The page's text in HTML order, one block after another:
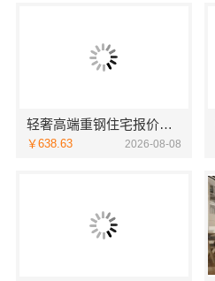
轻奢高端重钢住宅报价，云南晟构定制专属私宅
￥638.63 2026-08-08